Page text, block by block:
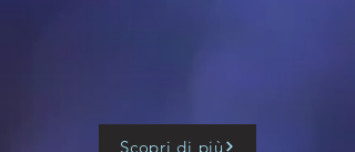
Scopri di più